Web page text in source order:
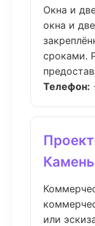
Окна и
окна и
сроками.
Телефон:
Камень
или